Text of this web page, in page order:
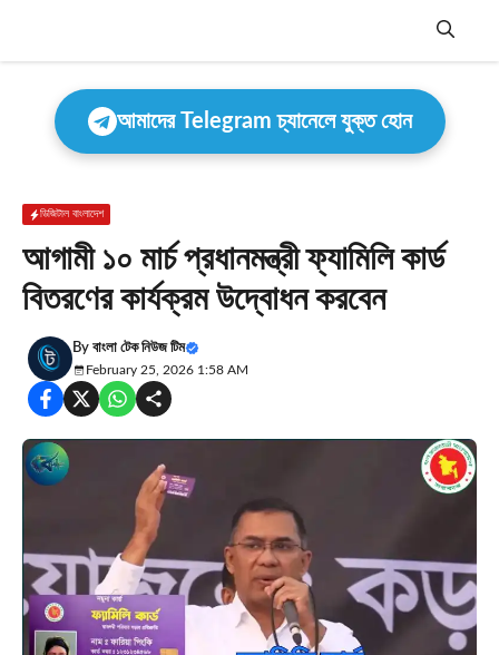
Menu
আমাদের Telegram চ্যানেলে যুক্ত হোন
ডিজিটাল বাংলাদেশ
আগামী ১০ মার্চ প্রধানমন্ত্রী ফ্যামিলি কার্ড
বিতরণের কার্যক্রম উদ্বোধন করবেন
By বাংলা টেক নিউজ টিম
February 25, 2026 1:58 AM